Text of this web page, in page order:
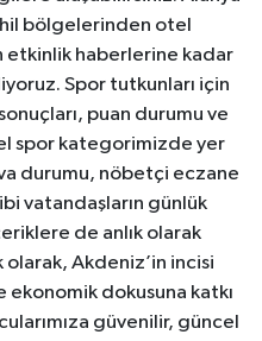
bölgelerinden otel
etkinlik haberlerine kadar
Spor tutkunları için
puan durumu ve
spor kategorimizde yer
durumu, nöbetçi eczane
vatandaşların günlük
de anlık olarak
olarak, Akdeniz’in incisi
ekonomik dokusuna katkı
güvenilir, güncel